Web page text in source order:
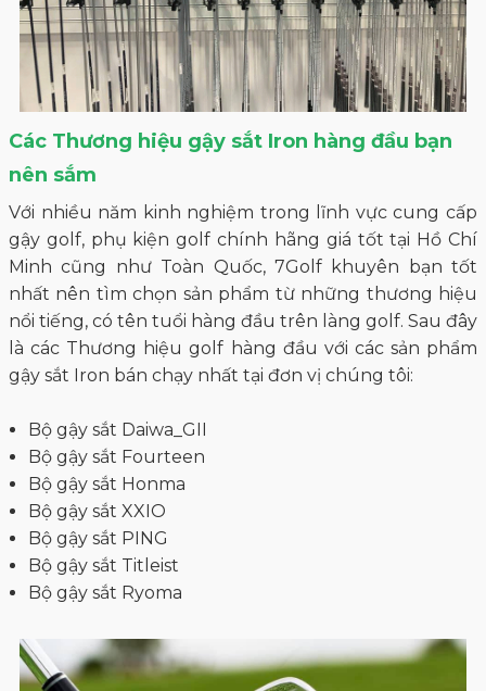
Các Thương hiệu gậy sắt Iron hàng đầu bạn
nên sắm
Với nhiều năm kinh nghiệm trong lĩnh vực cung cấp
gậy golf, phụ kiện golf chính hãng giá tốt tại Hồ Chí
Minh cũng như Toàn Quốc, 7Golf khuyên bạn tốt
nhất nên tìm chọn sản phẩm từ những thương hiệu
nổi tiếng, có tên tuổi hàng đầu trên làng golf. Sau đây
là các Thương hiệu golf hàng đầu với các sản phẩm
gậy sắt Iron bán chạy nhất tại đơn vị chúng tôi:
Bộ gậy sắt Daiwa_GII
Bộ gậy sắt Fourteen
Bộ gậy sắt Honma
Bộ gậy sắt XXIO
Bộ gậy sắt PING
Bộ gậy sắt Titleist
Bộ gậy sắt Ryoma